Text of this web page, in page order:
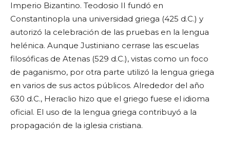
Imperio Bizantino. Teodosio II fundó en
Constantinopla una universidad griega (425 d.C.) y
autorizó la celebración de las pruebas en la lengua
helénica. Aunque Justiniano cerrase las escuelas
filosóficas de Atenas (529 d.C.), vistas como un foco
de paganismo, por otra parte utilizó la lengua griega
en varios de sus actos públicos. Alrededor del año
630 d.C., Heraclio hizo que el griego fuese el idioma
oficial. El uso de la lengua griega contribuyó a la
propagación de la iglesia cristiana.